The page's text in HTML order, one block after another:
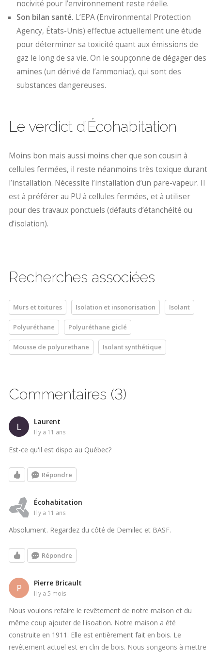
nocivité pour l’environnement reste réelle.
Son bilan santé. L’EPA (Environmental Protection
Agency, États-Unis) effectue actuellement une étude
pour déterminer sa toxicité quant aux émissions de
gaz le long de sa vie. On le soupçonne de dégager des
amines (un dérivé de l’ammoniac), qui sont des
substances dangereuses.
Le verdict d’Écohabitation
Moins bon mais aussi moins cher que son cousin à
cellules fermées, il reste néanmoins très toxique durant
l’installation. Nécessite l’installation d’un pare-vapeur. Il
est à préférer au PU à cellules fermées, et à utiliser
pour des travaux ponctuels (défauts d’étanchéité ou
d’isolation).
Recherches associées
Murs et toitures Isolation et insonorisation Isolant
Polyuréthane Polyuréthane giclé
Mousse de polyurethane Isolant synthétique
Commentaires (3)
L Laurent
il y a 11 ans
Est-ce qu'il est dispo au Québec?
Répondre
Écohabitation
il y a 11 ans
Absolument. Regardez du côté de Demilec et BASF.
Répondre
P Pierre Bricault
il y a 5 mois
Nous voulons refaire le revêtement de notre maison et du
même coup ajouter de l'isoation. Notre maison a été
construite en 1911. Elle est entièrement fait en bois. Le
revêtement actuel est en clin de bois. Nous songeons à mettre